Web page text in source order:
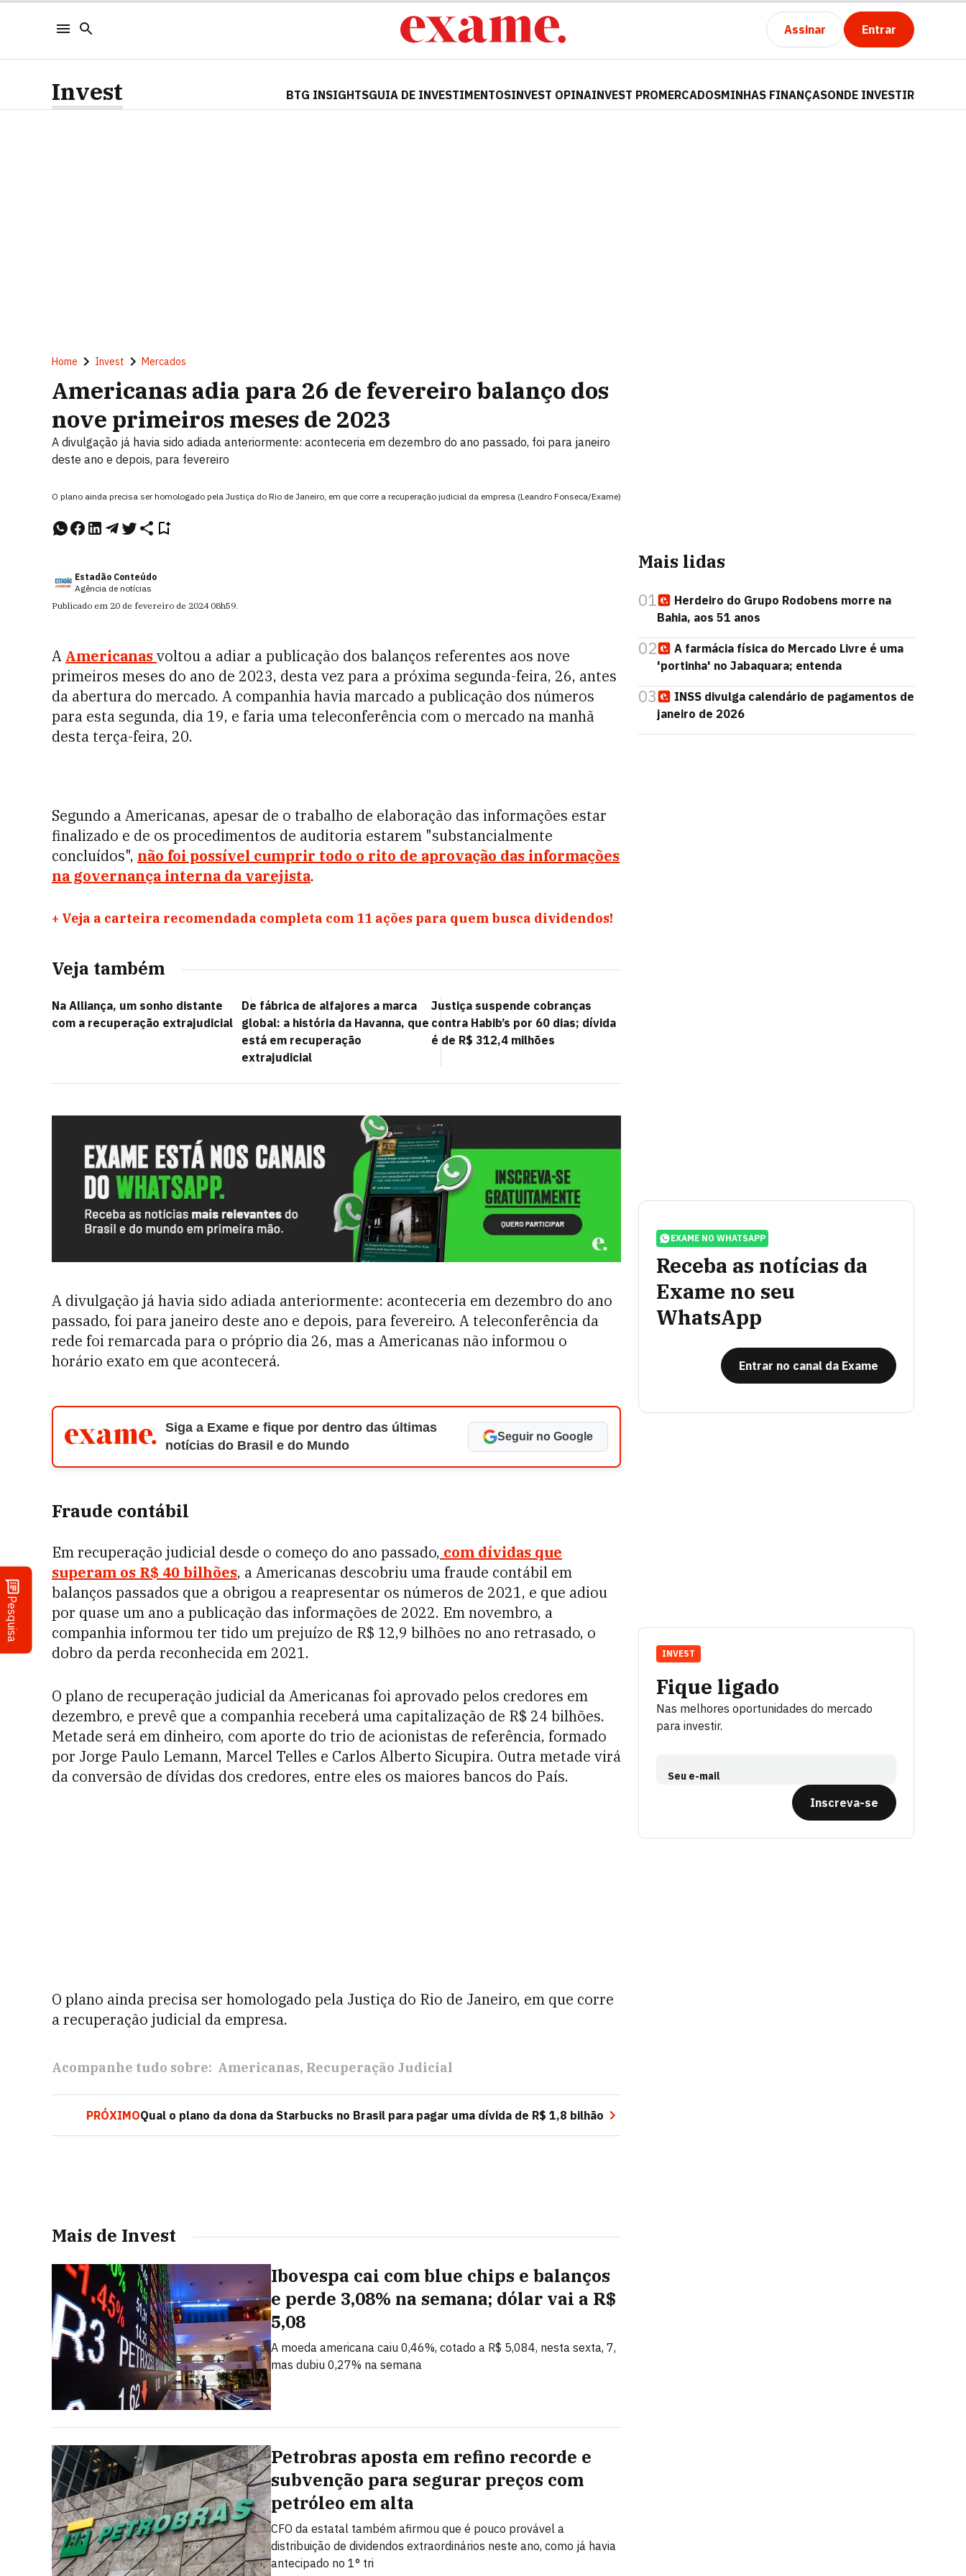
Assinar Entrar
Pesquisa
Invest BTG INSIGHTSGUIA DE INVESTIMENTOSINVEST OPINAINVEST PROMERCADOSMINHAS FINANÇASONDE INVESTIR
Home Invest Mercados
Americanas adia para 26 de fevereiro balanço dos
nove primeiros meses de 2023
A divulgação já havia sido adiada anteriormente: aconteceria em dezembro do ano passado, foi para janeiro
deste ano e depois, para fevereiro
O plano ainda precisa ser homologado pela Justiça do Rio de Janeiro, em que corre a recuperação judicial da empresa (Leandro Fonseca/Exame)
Estadão Conteúdo
Agência de notícias
Publicado em 20 de fevereiro de 2024 08h59.
A Americanasvoltou a adiar a publicação dos balanços referentes aos nove
primeiros meses do ano de 2023, desta vez para a próxima segunda-feira, 26, antes
da abertura do mercado. A companhia havia marcado a publicação dos números
para esta segunda, dia 19, e faria uma teleconferência com o mercado na manhã
desta terça-feira, 20.
Segundo a Americanas, apesar de o trabalho de elaboração das informações estar
finalizado e de os procedimentos de auditoria estarem "substancialmente
concluídos", não foi possível cumprir todo o rito de aprovação das informações
na governança interna da varejista.
+ Veja a carteira recomendada completa com 11 ações para quem busca dividendos!
Veja também
Na Alliança, um sonho distante
com a recuperação extrajudicial
De fábrica de alfajores a marca
global: a história da Havanna, que
está em recuperação
extrajudicial
Justiça suspende cobranças
contra Habib’s por 60 dias; dívida
é de R$ 312,4 milhões
A divulgação já havia sido adiada anteriormente: aconteceria em dezembro do ano
passado, foi para janeiro deste ano e depois, para fevereiro. A teleconferência da
rede foi remarcada para o próprio dia 26, mas a Americanas não informou o
horário exato em que acontecerá.
Siga a Exame e fique por dentro das últimas
notícias do Brasil e do Mundo
Seguir no Google
Fraude contábil
Em recuperação judicial desde o começo do ano passado, com dívidas que
superam os R$ 40 bilhões, a Americanas descobriu uma fraude contábil em
balanços passados que a obrigou a reapresentar os números de 2021, e que adiou
por quase um ano a publicação das informações de 2022. Em novembro, a
companhia informou ter tido um prejuízo de R$ 12,9 bilhões no ano retrasado, o
dobro da perda reconhecida em 2021.
O plano de recuperação judicial da Americanas foi aprovado pelos credores em
dezembro, e prevê que a companhia receberá uma capitalização de R$ 24 bilhões.
Metade será em dinheiro, com aporte do trio de acionistas de referência, formado
por Jorge Paulo Lemann, Marcel Telles e Carlos Alberto Sicupira. Outra metade virá
da conversão de dívidas dos credores, entre eles os maiores bancos do País.
O plano ainda precisa ser homologado pela Justiça do Rio de Janeiro, em que corre
a recuperação judicial da empresa.
Acompanhe tudo sobre: Americanas Recuperação Judicial
PRÓXIMOQual o plano da dona da Starbucks no Brasil para pagar uma dívida de R$ 1,8 bilhão
Mais de Invest
Ibovespa cai com blue chips e balanços
e perde 3,08% na semana; dólar vai a R$
5,08
A moeda americana caiu 0,46%, cotado a R$ 5,084, nesta sexta, 7,
mas dubiu 0,27% na semana
Petrobras aposta em refino recorde e
subvenção para segurar preços com
petróleo em alta
CFO da estatal também afirmou que é pouco provável a
distribuição de dividendos extraordinários neste ano, como já havia
antecipado no 1° tri
Mais lidas
01
Herdeiro do Grupo Rodobens morre na
Bahia, aos 51 anos
02
A farmácia física do Mercado Livre é uma
'portinha' no Jabaquara; entenda
03
INSS divulga calendário de pagamentos de
janeiro de 2026
EXAME NO WHATSAPP
Receba as notícias da
Exame no seu
WhatsApp
Entrar no canal da Exame
Fique ligado
Nas melhores oportunidades do mercado
para investir.
Seu e-mail
Inscreva-se
INVEST